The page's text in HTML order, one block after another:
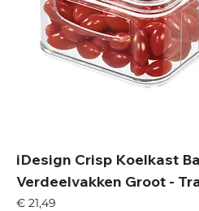
iDesign Crisp Koelkast
Verdeelvakken Groot -
Prijs
€ 21,49